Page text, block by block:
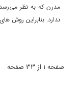
مدرن که به نظر می‌رسد
ندارد. بنابراین روش
صفحه 1 از 33 صفحه